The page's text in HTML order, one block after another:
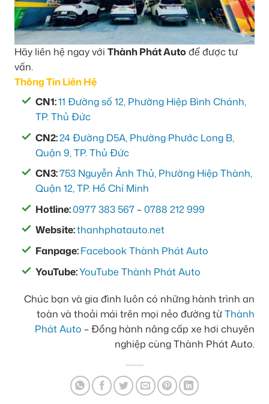
Hãy liên hệ ngay với Thành Phát Auto để được tư
vấn.
Thông Tin Liên Hệ
CN1:11 Đường số 12, Phường Hiệp Bình Chánh,
TP. Thủ Đức
CN2:24 Đường D5A, Phường Phước Long B,
Quận 9, TP. Thủ Đức
CN3:753 Nguyễn Ảnh Thủ, Phường Hiệp Thành,
Quận 12, TP. Hồ Chí Minh
Hotline:0977 383 567 –0788 212 999
Website:thanhphatauto.net
Fanpage:Facebook Thành Phát Auto
YouTube:YouTube Thành Phát Auto
Chúc bạn và gia đình luôn có những hành trình an
toàn và thoải mái trên mọi nẻo đường từThành
Phát Auto – Đồng hành nâng cấp xe hơi chuyên
nghiệp cùng Thành Phát Auto.